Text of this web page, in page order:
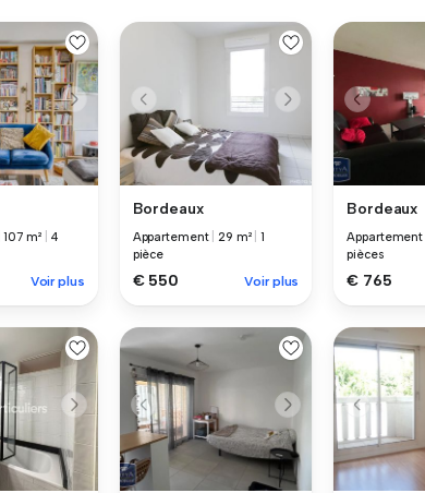
|107 m²
4
Voir plus
Bordeaux
Appartement |29 m² |1
pièce
€ 550 Voir plus
Bordeaux
Appartement
pièces
€ 765